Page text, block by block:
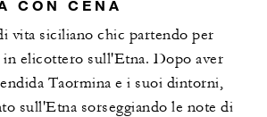
CON CENA
vita siciliano chic partendo per
elicottero sull'Etna. Dopo aver
Taormina e i suoi dintorni,
sull'Etna sorseggiando le note di